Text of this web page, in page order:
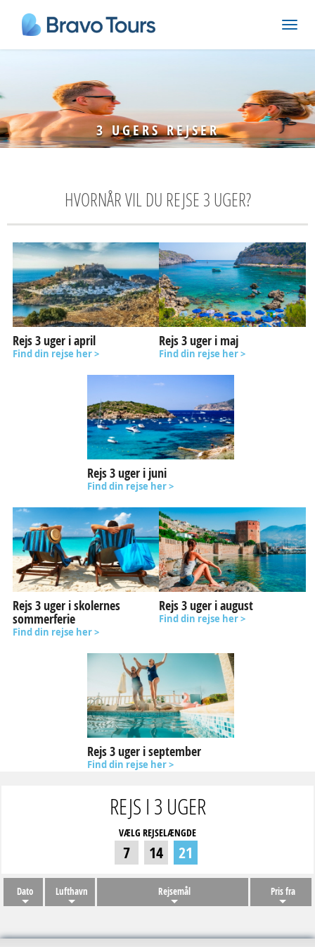
3 UGERS REJSER
HVORNÅR VIL DU REJSE 3 UGER?
Rejs 3 uger i april
Find din rejse her >
Rejs 3 uger i maj
Find din rejse her >
Rejs 3 uger i juni
Find din rejse her >
Rejs 3 uger i skolernes
sommerferie
Find din rejse her >
Rejs 3 uger i august
Find din rejse her >
Rejs 3 uger i september
Find din rejse her >
REJS I 3 UGER
VÆLG REJSELÆNGDE
7 14 21
Dato Lufthavn Rejsemål Pris fra